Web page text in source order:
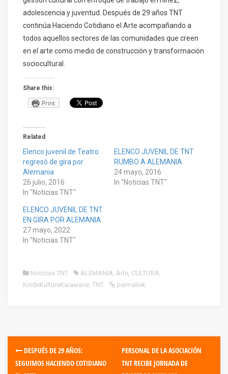
adolescencia y juventud. Después de 29 años TNT
continúa Haciendo Cotidiano el Arte acompañando a
todos aquellos sectores de las comunidades que creen
en el arte como medio de construcción y transformación
sociocultural.
Share this:
Print
Related
Elenco juvenil de Teatro
regresó de gira por
Alemania
26 julio, 2016
In "Noticias TNT"
ELENCO JUVENIL DE TNT
RUMBO A ALEMANIA
24 mayo, 2016
In "Noticias TNT"
ELENCO JUVENIL DE TNT
EN GIRA POR ALEMANIA
27 mayo, 2022
In "Noticias TNT"
Noticias TNT ALEMANIA, Arte, CULTURA,
KindeKultureKarawane, TNT permalink
DESPUÉS DE 29 AÑOS:
SEGUIMOS HACIENDO COTIDIANO
PERSONAL DE LA ASOCIACIÓN
TNT RECIBE JORNADA DE